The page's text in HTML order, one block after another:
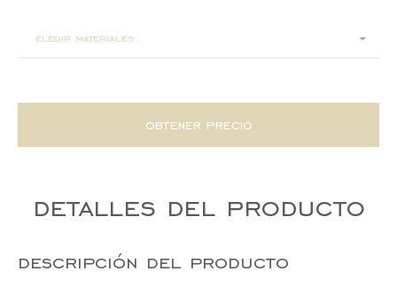
elegir materiales:
obtener precio
detalles del producto
descripción del producto